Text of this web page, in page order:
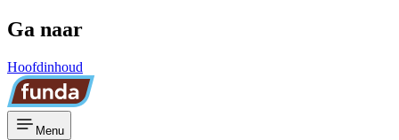
Ga naar
Hoofdinhoud
Menu